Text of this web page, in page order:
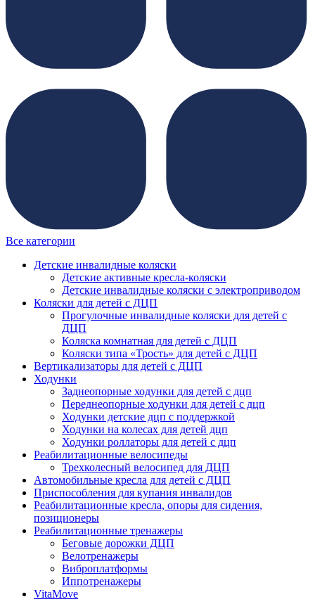
Все категории
Детские инвалидные коляски
Детские активные кресла-коляски
Детские инвалидные коляски с электроприводом
Коляски для детей с ДЦП
Прогулочные инвалидные коляски для детей с
ДЦП
Коляска комнатная для детей с ДЦП
Коляски типа «Трость» для детей с ДЦП
Вертикализаторы для детей с ДЦП
Ходунки
Заднеопорные ходунки для детей с дцп
Переднеопорные ходунки для детей с дцп
Ходунки детские дцп с поддержкой
Ходунки на колесах для детей дцп
Ходунки роллаторы для детей с дцп
Реабилитационные велосипеды
Трехколесный велосипед для ДЦП
Автомобильные кресла для детей с ДЦП
Приспособления для купания инвалидов
Реабилитационные кресла, опоры для сидения,
позиционеры
Реабилитационные тренажеры
Беговые дорожки ДЦП
Велотренажеры
Виброплатформы
Иппотренажеры
VitaMove